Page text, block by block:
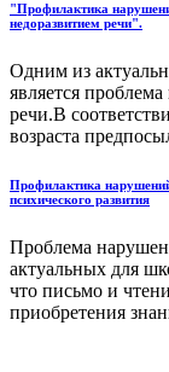
"Профилактика
недоразвитием речи".
Одним из
является
речи.В
возраста
Профилактика
психического развития
Проблема
актуальных для
что письмо и
приобретения